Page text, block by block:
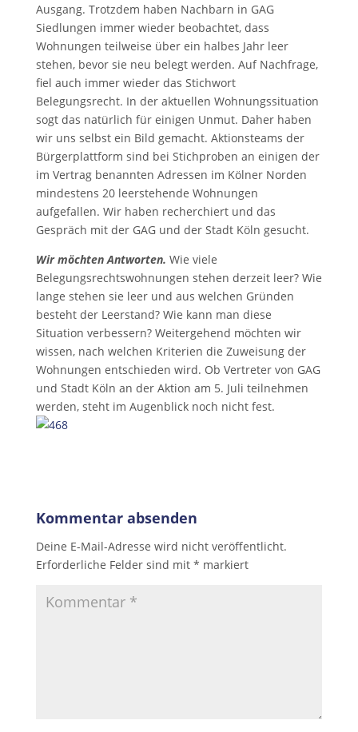
Ausgang. Trotzdem haben Nachbarn in GAG
Siedlungen immer wieder beobachtet, dass
Wohnungen teilweise über ein halbes Jahr leer
stehen, bevor sie neu belegt werden. Auf Nachfrage,
fiel auch immer wieder das Stichwort
Belegungsrecht. In der aktuellen Wohnungssituation
sogt das natürlich für einigen Unmut. Daher haben
wir uns selbst ein Bild gemacht. Aktionsteams der
Bürgerplattform sind bei Stichproben an einigen der
im Vertrag benannten Adressen im Kölner Norden
mindestens 20 leerstehende Wohnungen
aufgefallen. Wir haben recherchiert und das
Gespräch mit der GAG und der Stadt Köln gesucht.
Wir möchten Antworten. Wie viele
Belegungsrechtswohnungen stehen derzeit leer? Wie
lange stehen sie leer und aus welchen Gründen
besteht der Leerstand? Wie kann man diese
Situation verbessern? Weitergehend möchten wir
wissen, nach welchen Kriterien die Zuweisung der
Wohnungen entschieden wird. Ob Vertreter von GAG
und Stadt Köln an der Aktion am 5. Juli teilnehmen
werden, steht im Augenblick noch nicht fest.
Kommentar absenden
Deine E-Mail-Adresse wird nicht veröffentlicht.
Erforderliche Felder sind mit * markiert